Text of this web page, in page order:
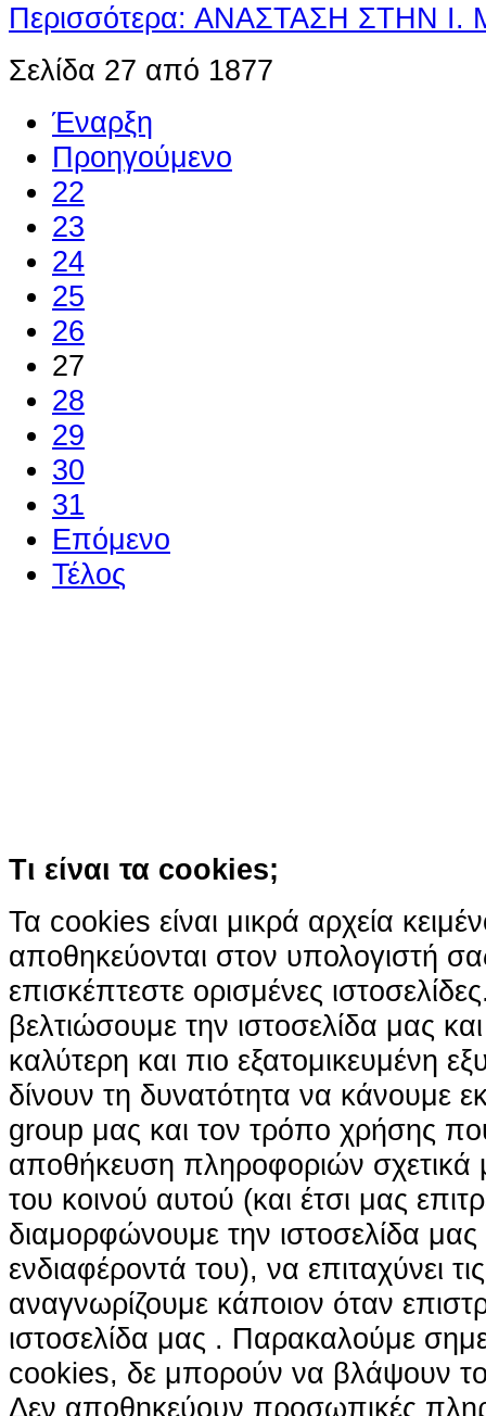
Περισσότερα: ΑΝΑΣΤΑΣΗ ΣΤΗΝ Ι.
Σελίδα 27 από 1877
Έναρξη
Προηγούμενο
22
23
24
25
26
27
28
29
30
31
Επόμενο
Τέλος
Τι είναι τα cookies;
Τα cookies είναι μικρά αρχεία
αποθηκεύονται στον υπολογιστή
επισκέπτεστε ορισμένες
βελτιώσουμε την ιστοσελίδα μας
καλύτερη και πιο εξατομικευμένη
δίνουν τη δυνατότητα να κάνουμε
group μας και τον τρόπο χρήσης
αποθήκευση πληροφοριών σχετικά
του κοινού αυτού (και έτσι μας
διαμορφώνουμε την ιστοσελίδα
ενδιαφέροντά του), να επιταχύνει
αναγνωρίζουμε κάποιον όταν
ιστοσελίδα μας . Παρακαλούμε
cookies, δε μπορούν να βλάψουν
Δεν αποθηκεύουν προσωπικές